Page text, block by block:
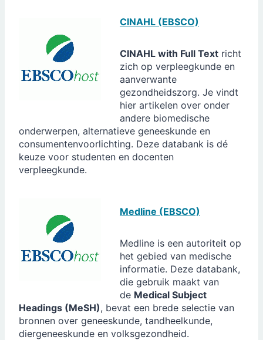
CINAHL (EBSCO)
CINAHL with Full Text richt
zich op verpleegkunde en
aanverwante
gezondheidszorg. Je vindt
hier artikelen over onder
andere biomedische
onderwerpen, alternatieve geneeskunde en
consumentenvoorlichting. Deze databank is dé
keuze voor studenten en docenten
verpleegkunde.
Medline (EBSCO)
Medline is een autoriteit op
het gebied van medische
informatie. Deze databank,
die gebruik maakt van
de Medical Subject
Headings (MeSH), bevat een brede selectie van
bronnen over geneeskunde, tandheelkunde,
diergeneeskunde en volksgezondheid.